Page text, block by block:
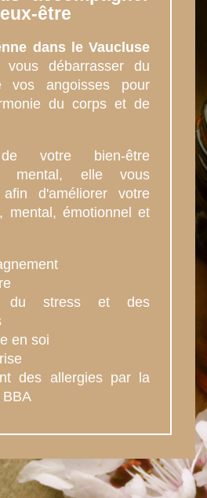
être
dans le Vaucluse
débarrasser du
vos angoisses pour
du corps et de
de votre bien-être
mental, elle vous
afin d'améliorer votre
mental, émotionnel et
du stress et des
en soi
des allergies par la
BBA